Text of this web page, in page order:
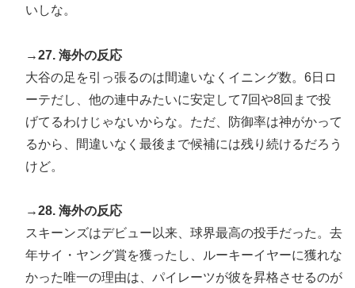
いしな。
→27. 海外の反応
大谷の足を引っ張るのは間違いなくイニング数。6日ロ
ーテだし、他の連中みたいに安定して7回や8回まで投
げてるわけじゃないからな。ただ、防御率は神がかって
るから、間違いなく最後まで候補には残り続けるだろう
けど。
→28. 海外の反応
スキーンズはデビュー以来、球界最高の投手だった。去
年サイ・ヤング賞を獲ったし、ルーキーイヤーに獲れな
かった唯一の理由は、パイレーツが彼を昇格させるのが